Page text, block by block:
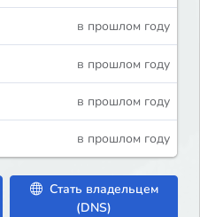
в прошлом году
в прошлом году
в прошлом году
в прошлом году
Стать владельцем
(DNS)